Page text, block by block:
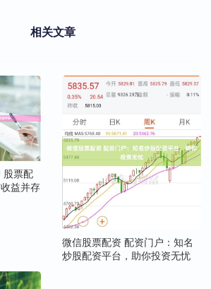
相关文章
股票配
益并存
微信股票配资 配资门户：知名
炒股配资平台，助你投资无忧